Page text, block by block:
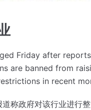
Friday after
are banned from
in recent
称政府对该行业进行整